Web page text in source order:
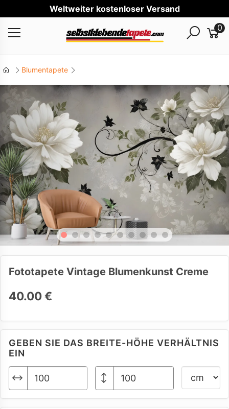
Weltweiter kostenloser Versand
0
Blumentapete
Fototapete Vintage Blumenkunst Creme
40.00 €
GEBEN SIE DAS BREITE-HÖHE VERHÄLTNIS
EIN